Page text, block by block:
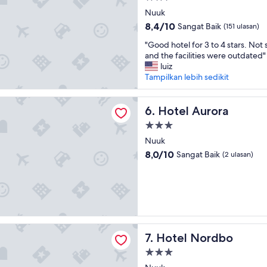
t
.
k
e
a
r
o
o
m
d
v
r
t
o
3
g
u
bintang
2.5
Nuuk
8.4
10,
Sangat
Baik,
(151
ulasan)
8,4/10 Sangat Baik (151 ulasan)
"
G
o
o
d
h
o
e
l
f
4
s
t
"Good hotel for 3 to 4 stars. Not
and the facilities were outdated"
luiz
Tampilkan lebih sedikit
6. Hotel Aurora
Hotel Aurora
Properti
bintang
3.0
Nuuk
8.0
ulasan)
8,0/10 Sangat Baik (2 ulasan)
7. Hotel Nordbo
Hotel Nordbo
Properti